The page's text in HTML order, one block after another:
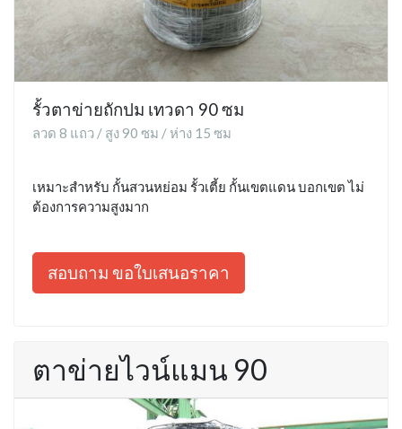
รั้วตาข่ายถักปม เทวดา 90 ซม
ลวด 8 แถว / สูง 90 ซม / ห่าง 15 ซม
เหมาะสำหรับ กั้นสวนหย่อม รั้วเตี้ย กั้นเขตแดน บอกเขต ไม่
ต้องการความสูงมาก
สอบถาม ขอใบเสนอราคา
ตาข่ายไวน์แมน 90